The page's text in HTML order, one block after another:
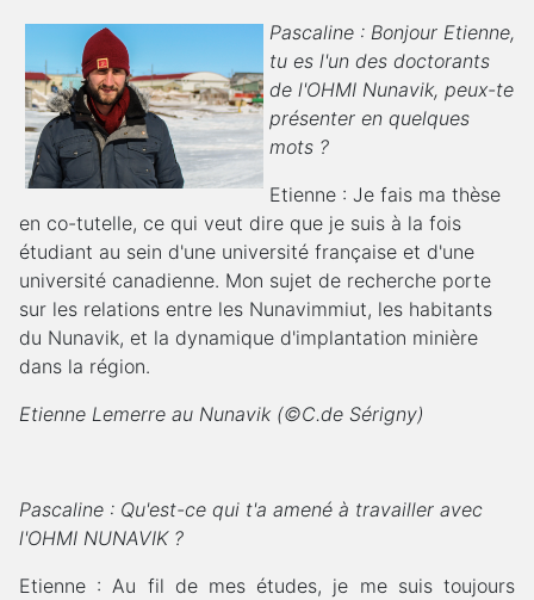
Pascaline : Bonjour Etienne,
tu es l'un des doctorants
de l'OHMI Nunavik, peux-te
présenter en quelques
mots ?
Etienne : Je fais ma thèse
en co-tutelle, ce qui veut dire que je suis à la fois
étudiant au sein d'une université française et d'une
université canadienne. Mon sujet de recherche porte
sur les relations entre les Nunavimmiut, les habitants
du Nunavik, et la dynamique d'implantation minière
dans la région.
Etienne Lemerre au Nunavik (©C.de Sérigny)
Pascaline : Qu'est-ce qui t'a amené à travailler avec
l'OHMI NUNAVIK ?
Etienne : Au fil de mes études, je me suis toujours